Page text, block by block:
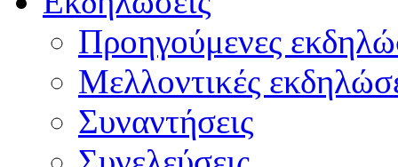
Προηγούμενες
Μελλοντικές
Συναντήσεις